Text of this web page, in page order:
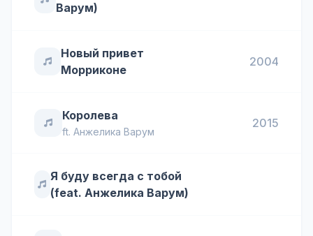
Варум)
Новый привет
Морриконе
2004
Королева
ft. Анжелика Варум
2015
Я буду всегда с тобой
(feat. Анжелика Варум)